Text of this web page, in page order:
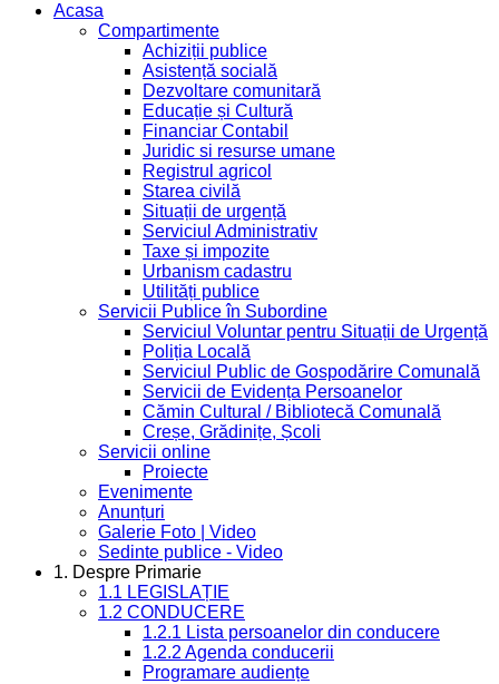
Acasa
Compartimente
Achiziții publice
Asistență socială
Dezvoltare comunitară
Educație și Cultură
Financiar Contabil
Juridic si resurse umane
Registrul agricol
Starea civilă
Situații de urgență
Serviciul Administrativ
Taxe și impozite
Urbanism cadastru
Utilități publice
Servicii Publice în Subordine
Serviciul Voluntar pentru Situații de Urgență
Poliția Locală
Serviciul Public de Gospodărire Comunală
Servicii de Evidența Persoanelor
Cămin Cultural / Bibliotecă Comunală
Creșe, Grădinițe, Școli
Servicii online
Proiecte
Evenimente
Anunțuri
Galerie Foto | Video
Sedinte publice - Video
1. Despre Primarie
1.1 LEGISLAȚIE
1.2 CONDUCERE
1.2.1 Lista persoanelor din conducere
1.2.2 Agenda conducerii
Programare audiențe